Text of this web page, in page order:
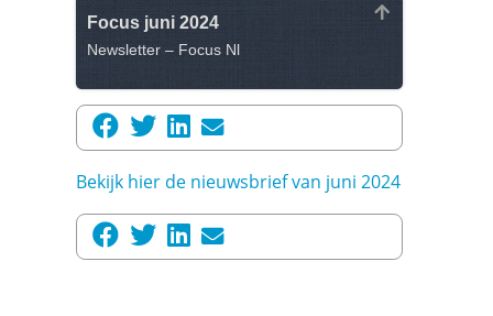
Focus juni 2024
Newsletter – Focus Nl
Bekijk hier de nieuwsbrief van juni 2024